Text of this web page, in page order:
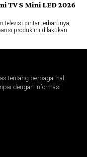
TV S Mini LED 2026
televisi pintar terbarunya,
produk ini dilakukan
tentang berbagai hal
dengan informasi